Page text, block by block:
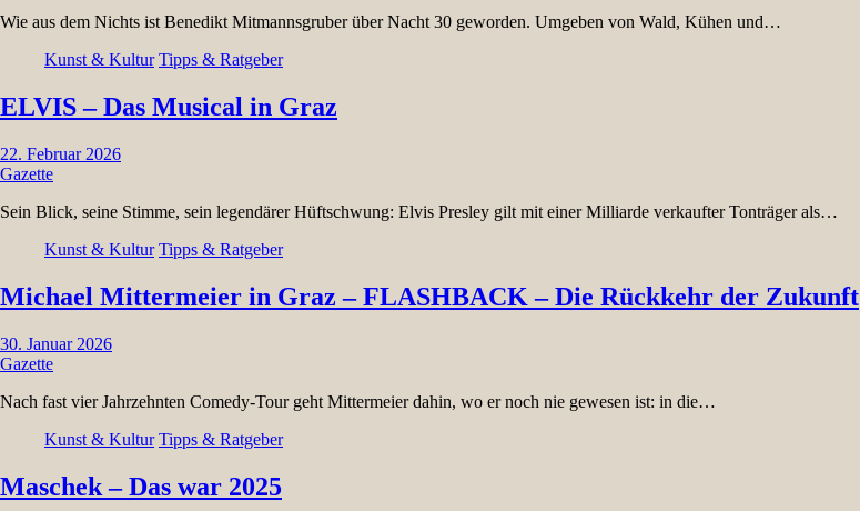
Wie aus dem Nichts ist Benedikt Mitmannsgruber über Nacht 30 geworden. Umgeben von Wald, Kühen und…
Kunst & Kultur Tipps & Ratgeber
ELVIS – Das Musical in Graz
22. Februar 2026
Gazette
Sein Blick, seine Stimme, sein legendärer Hüftschwung: Elvis Presley gilt mit einer Milliarde verkaufter Tonträger als…
Kunst & Kultur Tipps & Ratgeber
Michael Mittermeier in Graz – FLASHBACK – Die Rückkehr der Zukunft
30. Januar 2026
Gazette
Nach fast vier Jahrzehnten Comedy-Tour geht Mittermeier dahin, wo er noch nie gewesen ist: in die…
Kunst & Kultur Tipps & Ratgeber
Maschek – Das war 2025